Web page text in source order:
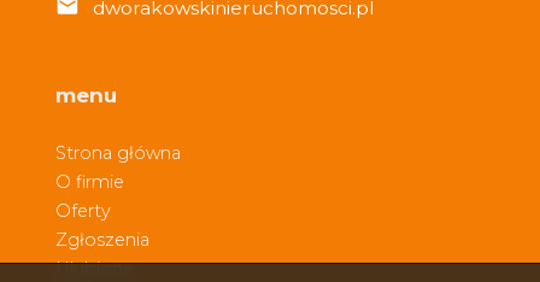
dworakowskinieruchomosci.pl
menu
Strona główna
O firmie
Oferty
Zgłoszenia
Ulubione